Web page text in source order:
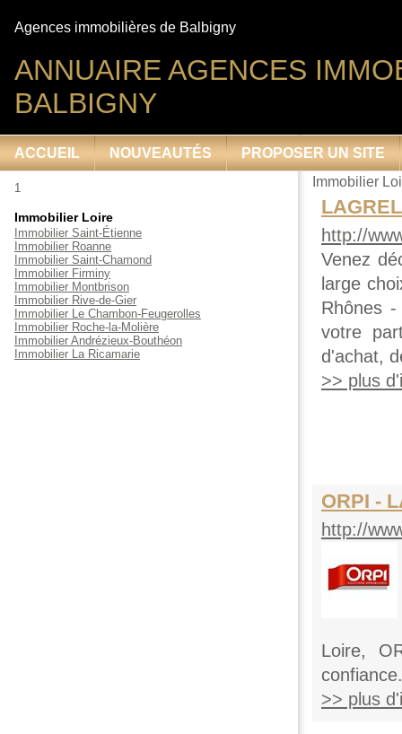
ANNUAIRE AGENCES
BALBIGNY
Agences immobilières de Balbigny
ACCUEIL NOUVEAUTÉS PROPOSER UN SITE
1
Immobilier Loire
Immobilier Saint-Étienne
Immobilier Roanne
Immobilier Saint-Chamond
Immobilier Firminy
Immobilier Montbrison
Immobilier Rive-de-Gier
Immobilier Le Chambon-Feugerolles
Immobilier Roche-la-Molière
Immobilier Andrézieux-Bouthéon
Immobilier La Ricamarie
Immobilier
http://
Venez
large
Rhônes
votre
d'achat,
>> plus
ORPI -
http://
Loire,
>> plus